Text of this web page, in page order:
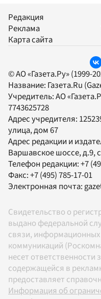
Редакция
Реклама
Карта сайта
© АО «Газета.Ру» (1999-
Название: Газета.Ru
Учредитель:АО
7743625728
Адрес учредителя:
улица, дом 67
Адрес редакции и
Варшавское шоссе, д.9,
Телефон редакции:+7
Факс:+7 (495) 785-17-01
Электронная почта:
Свидетельство о
выдано федеральной
связи,
коммуникаций
несет
содержащейся в
предоставляет
Информация об